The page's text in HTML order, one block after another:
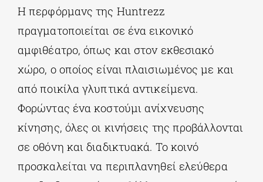
Η περφόρμανς της Huntrezz
πραγματοποιείται σε ένα εικονικό
αμφιθέατρο, όπως και στον εκθεσιακό
χώρο, ο οποίος είναι πλαισιωμένος με και
από ποικίλα γλυπτικά αντικείμενα.
Φορώντας ένα κοστούμι ανίχνευσης
κίνησης, όλες οι κινήσεις της προβάλλονται
σε οθόνη και διαδικτυακά. Το κοινό
προσκαλείται να περιπλανηθεί ελεύθερα